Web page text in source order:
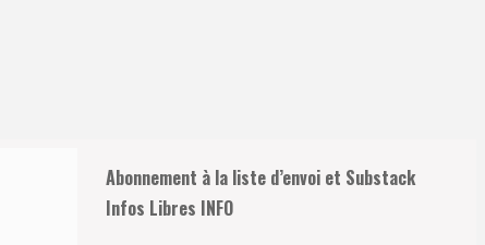
Abonnement à la liste d’envoi et Substack
Infos Libres INFO
en
haut